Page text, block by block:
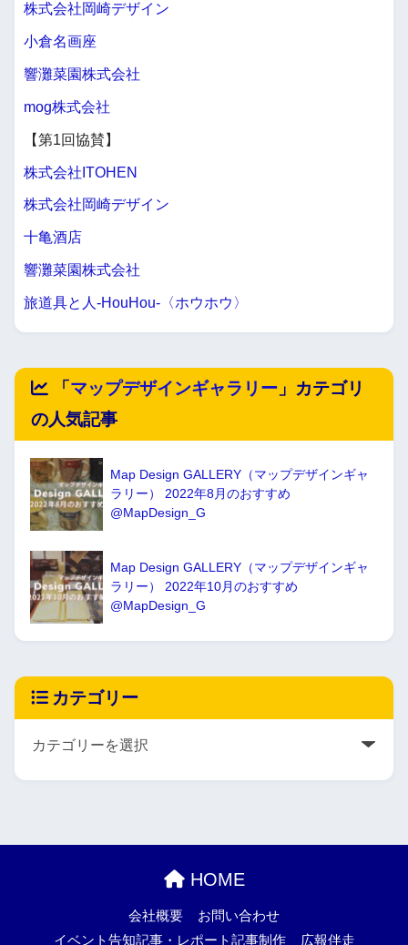
株式会社岡崎デザイン
小倉名画座
響灘菜園株式会社
mog株式会社
【第1回協賛】
株式会社ITOHEN
株式会社岡崎デザイン
十亀酒店
響灘菜園株式会社
旅道具と人-HouHou-〈ホウホウ〉
「マップデザインギャラリー 」カテゴリ
の人気記事
Map Design GALLERY（マップデザインギャ
ラリー） 2022年8月のおすすめ
@MapDesign_G
Map Design GALLERY（マップデザインギャ
ラリー） 2022年10月のおすすめ
@MapDesign_G
カテゴリー
HOME
会社概要
お問い合わせ
イベント告知記事・レポート記事制作
広報伴走